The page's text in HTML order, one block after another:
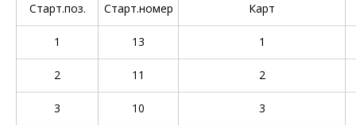
Старт.поз. Старт.номер Карт
1 13 1
2 11 2
3 10 3